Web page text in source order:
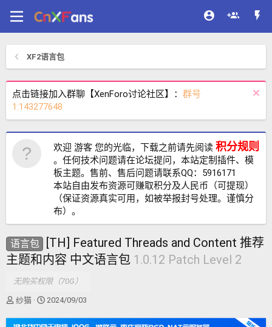
XF2语言包
点击链接加入群聊【XenForo讨论社区】： 群号
1:143277648
欢迎 游客 您的光临，下载之前请先阅读 积分规则
。任何技术问题请在论坛提问，本站定制插件、模
板主题。售前、售后问题请联系QQ：5916171
本站自由发布资源可赚取积分及人民币（可提现）
（保证资源真实可用，如被举报封号处理。谨慎分
布）。
语言包
[TH] Featured Threads and Content 推荐
主题和内容 中文语言包 1.0.12 Patch Level 2
无购买权限（70G）
作
纱猫
创
日
2024/09/03